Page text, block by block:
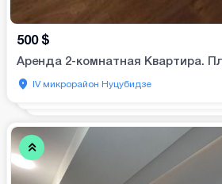
500 $
Аренда 2-комнатная Квартира.
IV микрорайон Нуцубидзе